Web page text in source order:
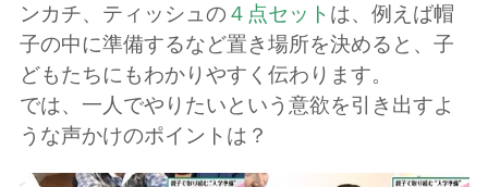
ンカチ、ティッシュの ４点セット は、例えば帽
子の中に準備するなど置き場所を決めると、子
どもたちにもわかりやすく伝わります。
では、一人でやりたいという意欲を引き出すよ
うな声かけのポイントは？